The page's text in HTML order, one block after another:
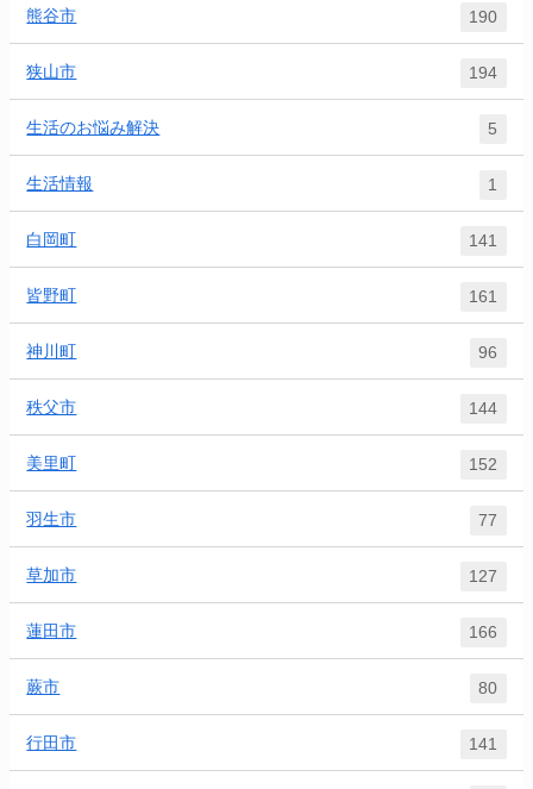
熊谷市 190
狭山市 194
生活のお悩み解決 5
生活情報 1
白岡町 141
皆野町 161
神川町 96
秩父市 144
美里町 152
羽生市 77
草加市 127
蓮田市 166
蕨市 80
行田市 141